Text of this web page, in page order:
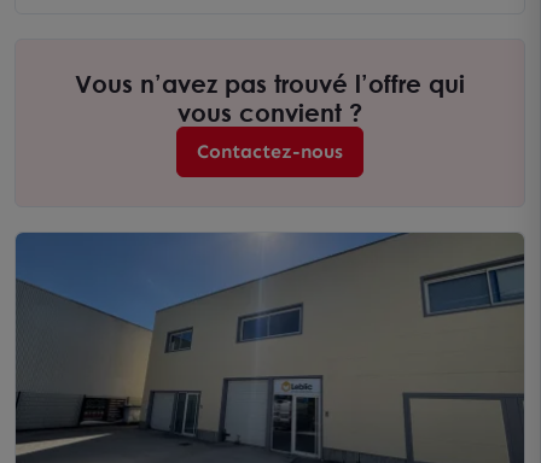
Vous n’avez pas trouvé l’offre qui
vous convient ?
Contactez-nous